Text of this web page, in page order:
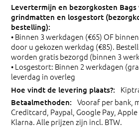
• Binnen 3 werkdagen (€65) OF
door u gekozen werkdag (€85).
worden gratis bezorgd (binnen 3
• Losgestort: Binnen 2 werkdagen
leverdag in overleg
Vooraf per bank,
Creditcard, Paypal, Google Pay,
Klarna. Alle prijzen zijn incl. BTW.